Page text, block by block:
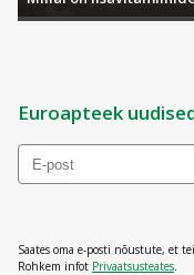
Euroapteek
Saates oma e-posti nõustute, et
Rohkem infot Privaatsusteates.